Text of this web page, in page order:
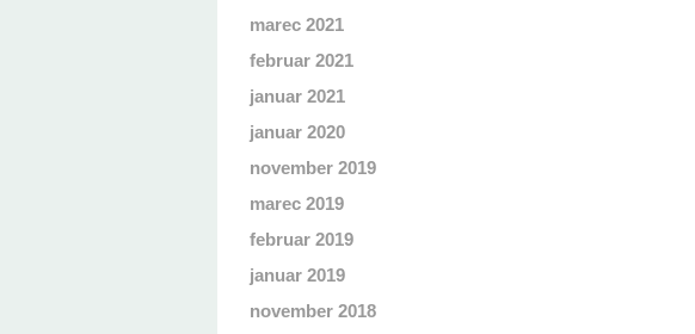
marec 2021
februar 2021
januar 2021
januar 2020
november 2019
marec 2019
februar 2019
januar 2019
november 2018